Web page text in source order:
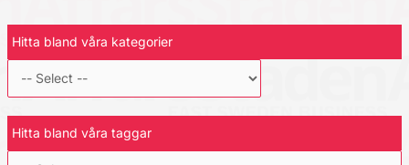
Hitta bland våra kategorier
Hitta bland våra taggar